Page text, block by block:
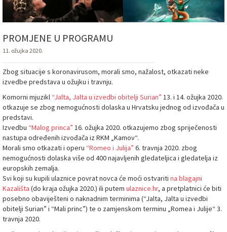
PROMJENE U PROGRAMU
11. ožujka 2020.
Zbog situacije s koronavirusom, morali smo, nažalost, otkazati neke
izvedbe predstava u ožujku i travnju.
Komorni mjuzikl “Jalta, Jalta u izvedbi obitelji Surian” 13. i 14. ožujka 2020.
otkazuje se zbog nemogućnosti dolaska u Hrvatsku jednog od izvođača u
predstavi.
Izvedbu “Malog princa” 16. ožujka 2020. otkazujemo zbog spriječenosti
nastupa određenih izvođača iz RKM „Kamov“.
Morali smo otkazati i operu “Romeo i Julija” 6. travnja 2020. zbog
nemogućnosti dolaska više od 400 najavljenih gledateljica i gledatelja iz
europskih zemalja.
Svi koji su kupili ulaznice povrat novca će moći ostvariti na blagajni
Kazališta (do kraja ožujka 2020.) ili putem ulaznice.hr, a pretplatnici će biti
posebno obaviješteni o naknadnim terminima (“Jalta, Jalta u izvedbi
obitelji Surian” i “Mali princ”) te o zamjenskom terminu „Romea i Julije“ 3.
travnja 2020.